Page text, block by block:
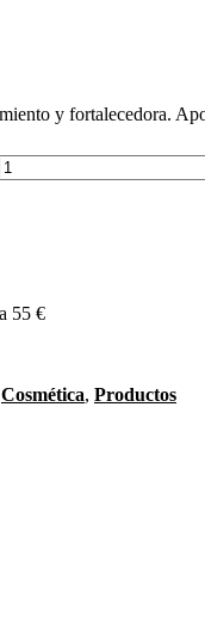
y fortalecedora.
55 €
Cosmética, Productos